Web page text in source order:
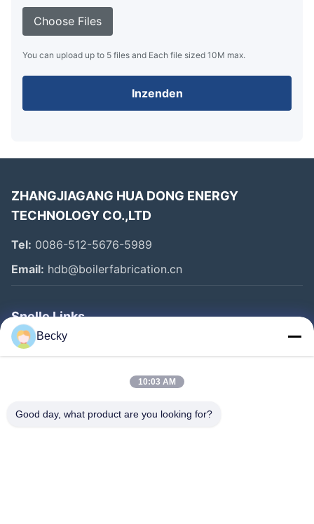
Choose Files
You can upload up to 5 files and Each file sized 10M max.
Inzenden
ZHANGJIAGANG HUA DONG ENERGY
TECHNOLOGY CO.,LTD
Tel: 0086-512-5676-5989
Email: hdb@boilerfabrication.cn
Snelle Links
Huis
Fabrieksreis
Becky
10:03 AM
Good day, what product are you looking for?